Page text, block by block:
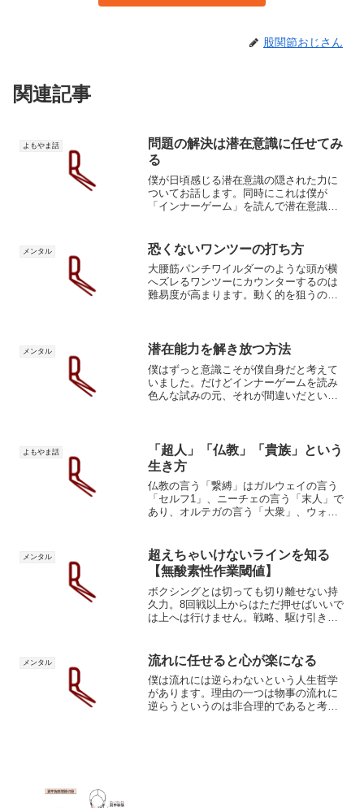
股関節おじさん
関連記事
よもやま話
問題の解決は潜在意識に任せてみ
る
僕が日頃感じる潜在意識の隠された力に
ついてお話します。同時にこれは僕が
「インナーゲーム」を読んで潜在意識で
いていない人も多いですが、人には潜在
意識（無意識）と顕在意識（...
メンタル 恐くないワンツーの打ち方
大腰筋パンチワイルダーのような頭が横
へズレるワンツーにカウンターするのは
難易度が高まります。動く的を狙うの
たは「相打ちが絶対に起こら...
メンタル 潜在能力を解き放つ方法
僕はずっと意識こそが僕自身だと考えて
いました。だけどインナーゲームを読み
色んな試みの元、それが間違いだという
限らず勝負事に熱中したこ...
よもやま話
「超人」「仏教」「貴族」という
生き方
仏教の言う「繋縛」はガルウェイの言う
「セルフ1」、ニーチェの言う「末人」で
あり、オルテガの言う「大衆」、ウォシ
フ2」。ニーチェの言う「超人」であり、
オルテガの言う「貴族...
メンタル
超えちゃいけないラインを知る
【無酸素性作業閾値】
ボクシングとは切っても切り離せない持
久力。8回戦以上からはただ押せばいいで
は上へは行けません。戦略、駆け引きが
のメンタルの技術が必要になります。生
理的な限界今回は超え...
メンタル 流れに任せると心が楽になる
僕は流れには逆らわないという人生哲学
があります。理由の一つは物事の流れに
逆らうというのは非合理的であると考え